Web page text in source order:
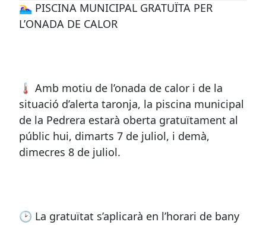
🏊‍♀️ PISCINA MUNICIPAL GRATUÏTA PER
L’ONADA DE CALOR
🌡️ Amb motiu de l’onada de calor i de la
situació d’alerta taronja, la piscina municipal
de la Pedrera estarà oberta gratuïtament al
públic hui, dimarts 7 de juliol, i demà,
dimecres 8 de juliol.
🕑 La gratuïtat s’aplicarà en l’horari de bany